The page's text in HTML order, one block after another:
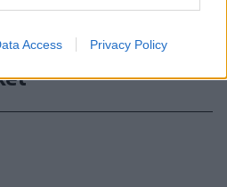
Access Privacy Policy
vádolt